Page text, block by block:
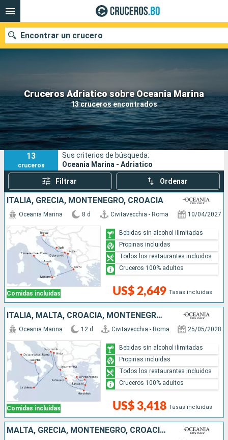
Cruceros Adriatico sobre Oceania Marina
13 cruceros encontrados
Encontrar un crucero
Nuestros destinos
Fecha de salida
Puertos Compañías
Buscar
13
cruceros
Sus criterios de búsqueda:
Oceania Marina - Adriatico
Filtrar Ordenar
ITALIA, GRECIA, MONTENEGRO, CROACIA
Comidas incluidas
Oceania Marina 8 d Civitavecchia - Roma 10/04/2027
US$ 2,649 Tasas incluidas
Bebidas sin alcohol ilimitadas
Propinas incluidas
Todos los restaurantes incluidos
Cruceros 100% adultos
ITALIA, MALTA, CROACIA, MONTENEGRO, GRECIA
Comidas incluidas
Oceania Marina 12 d Civitavecchia - Roma 25/05/2028
US$ 3,418 Tasas incluidas
Bebidas sin alcohol ilimitadas
Propinas incluidas
Todos los restaurantes incluidos
Cruceros 100% adultos
MALTA, GRECIA, MONTENEGRO, CROACIA, ITALIA